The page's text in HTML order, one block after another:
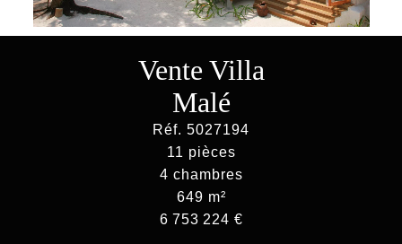
Vente Villa
Malé
Réf. 5027194
11 pièces
4 chambres
649 m²
6 753 224 €